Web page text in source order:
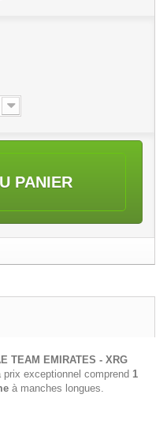
PANIER
TEAM EMIRATES - XRG
prix exceptionnel comprend 1
à manches longues.